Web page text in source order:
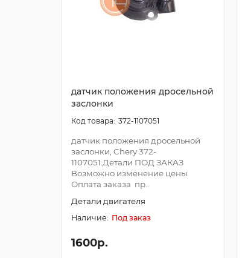
датчик положения дросельной
заслонки
372-1107051
датчик положения дросельной
заслонки, Chery 372-
1107051.Детали ПОД ЗАКАЗ
Возможно изменение цены.
Оплата заказа пр..
Детали двигателя
Под заказ
1600р.